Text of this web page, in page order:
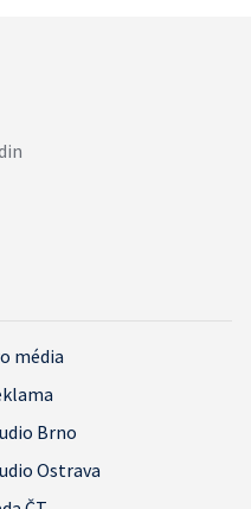
média
Brno
Ostrava